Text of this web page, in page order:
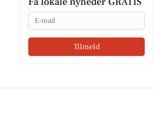
Email
Tilmeld